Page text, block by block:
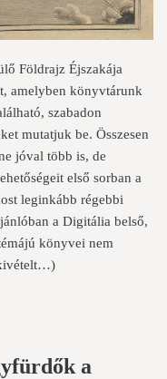
Földrajz Éjszakája
amelyben könyvtárunk
szabadon
mutatjuk be. Összesen
jóval több is, de
első sorban a
leginkább régebbi
a Digitália belső,
könyvei nem
a